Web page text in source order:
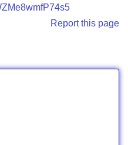
Report this page